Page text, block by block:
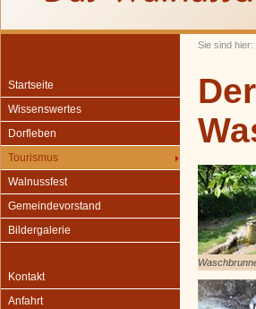
Sie sind hier:
Startseite
Wissenswertes
Dorfleben
Tourismus
Walnussfest
Gemeindevorstand
Bildergalerie
Kontakt
Anfahrt